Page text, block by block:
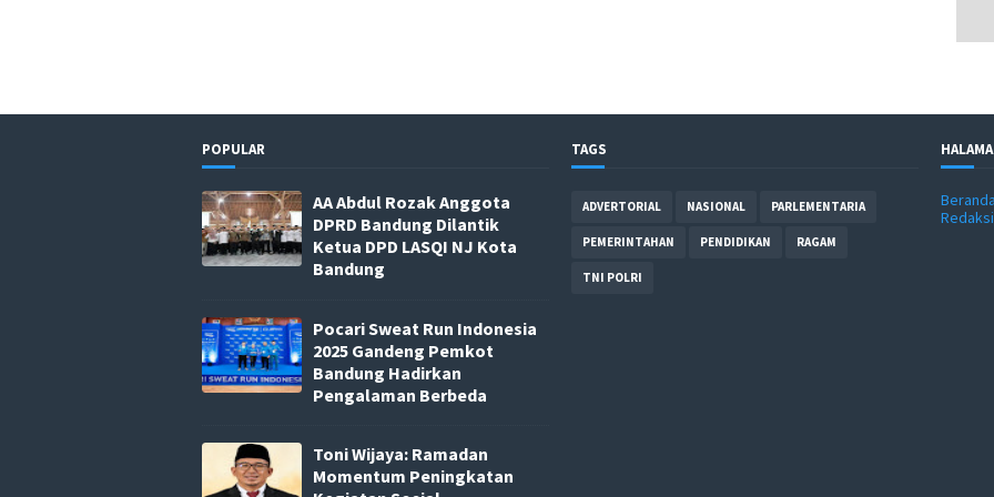
POPULAR
AA Abdul Rozak Anggota
DPRD Bandung Dilantik
Ketua DPD LASQI NJ Kota
Bandung
Pocari Sweat Run Indonesia
2025 Gandeng Pemkot
Bandung Hadirkan
Pengalaman Berbeda
Toni Wijaya: Ramadan
Momentum Peningkatan
TAGS
ADVERTORIAL NASIONAL PARLEMENTARIA
PEMERINTAHAN PENDIDIKAN RAGAM
TNI POLRI
Redaksi